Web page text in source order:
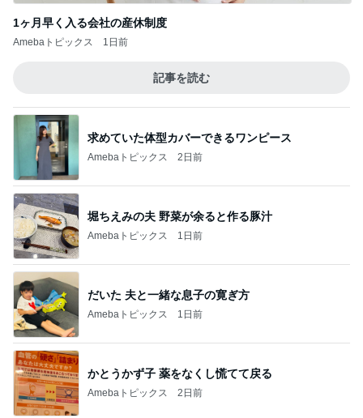
1ヶ月早く入る会社の産休制度
Amebaトピックス 1日前
記事を読む
求めていた体型カバーできるワンピース
Amebaトピックス 2日前
堀ちえみの夫 野菜が余ると作る豚汁
Amebaトピックス 1日前
だいた 夫と一緒な息子の寛ぎ方
Amebaトピックス 1日前
かとうかず子 薬をなくし慌てて戻る
Amebaトピックス 2日前